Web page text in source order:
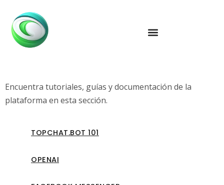
Encuentra tutoriales, guías y documentación de la
plataforma en esta sección.
TOPCHAT.BOT 101
OPENAI